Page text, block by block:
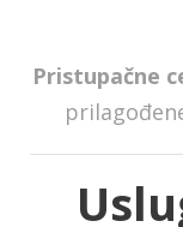
Pristupačne